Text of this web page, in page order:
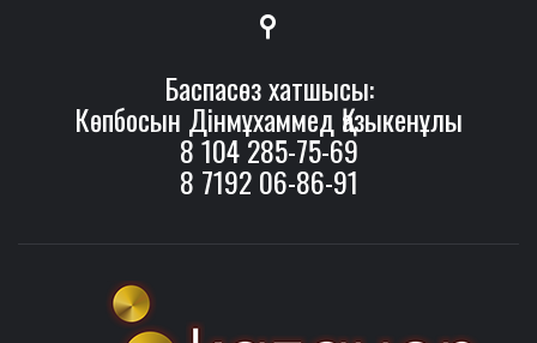
Баспасөз хатшысы:
Көпбосын Дінмұхаммед Қазыкенұлы
8 104 285-75-69
8 7192 06-86-91